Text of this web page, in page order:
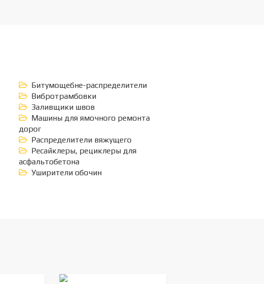
Битумощебне-распределители
Вибротрамбовки
Заливщики швов
Машины для ямочного ремонта
дорог
Распределители вяжущего
Ресайклеры, рециклеры для
асфальтобетона
Уширители обочин